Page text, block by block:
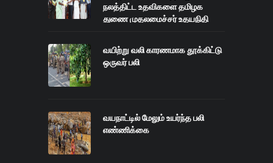
நலத்திட்ட உதவிகளை தமிழக
துணை முதலமைச்சர் உதயநிதி
வயிற்று வலி காரணமாக தூக்கிட்டு
ஒருவர் பலி
வயநாட்டில் மேலும் உயர்ந்த பலி
எண்ணிக்கை